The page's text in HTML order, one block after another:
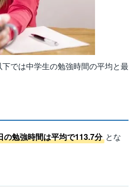
では中学生の勉強時間の平均と最
の勉強時間は平均で113.7分 とな